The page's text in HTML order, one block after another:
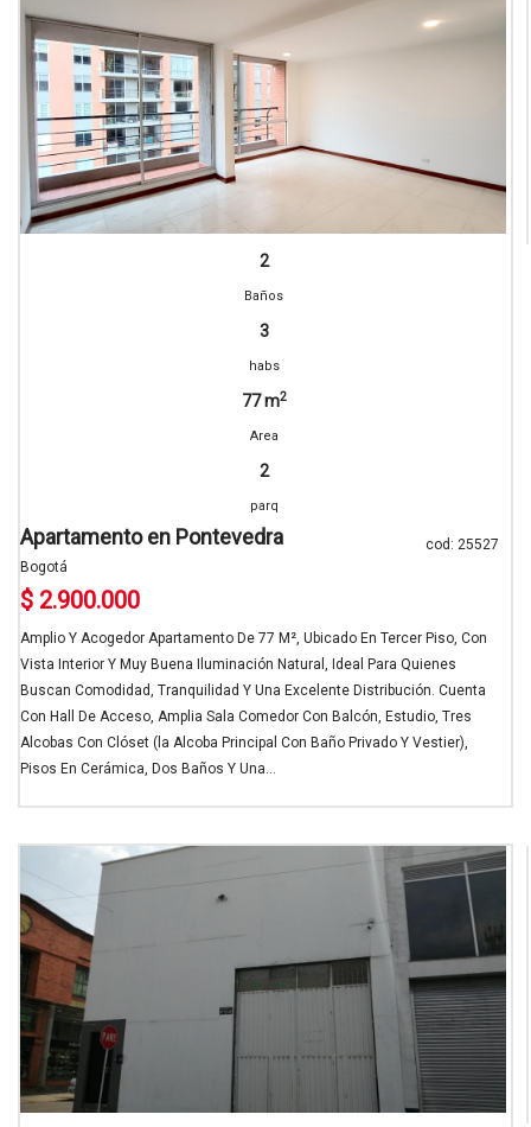
2
Baños
3
habs
77 m2
Area
2
parq
cod: 25527
Apartamento en Pontevedra
Bogotá
$ 2.900.000
Amplio Y Acogedor Apartamento De 77 M², Ubicado En Tercer Piso, Con
Vista Interior Y Muy Buena Iluminación Natural, Ideal Para Quienes
Buscan Comodidad, Tranquilidad Y Una Excelente Distribución. Cuenta
Con Hall De Acceso, Amplia Sala Comedor Con Balcón, Estudio, Tres
Alcobas Con Clóset (la Alcoba Principal Con Baño Privado Y Vestier),
Pisos En Cerámica, Dos Baños Y Una...